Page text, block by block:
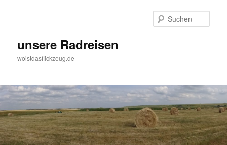
unsere Radreisen
woistdasflickzeug.de